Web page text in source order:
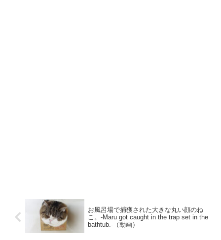
お風呂場で捕獲された大きな丸い顔のね
こ。-Maru got caught in the trap set in the
bathtub.-（動画）